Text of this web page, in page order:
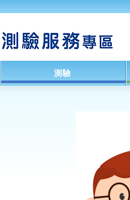
測驗